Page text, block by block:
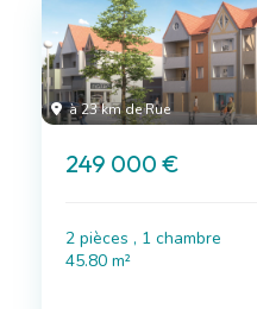
à 23 km de Rue
249 000 €
2 pièces , 1 chambre
45.80 m²